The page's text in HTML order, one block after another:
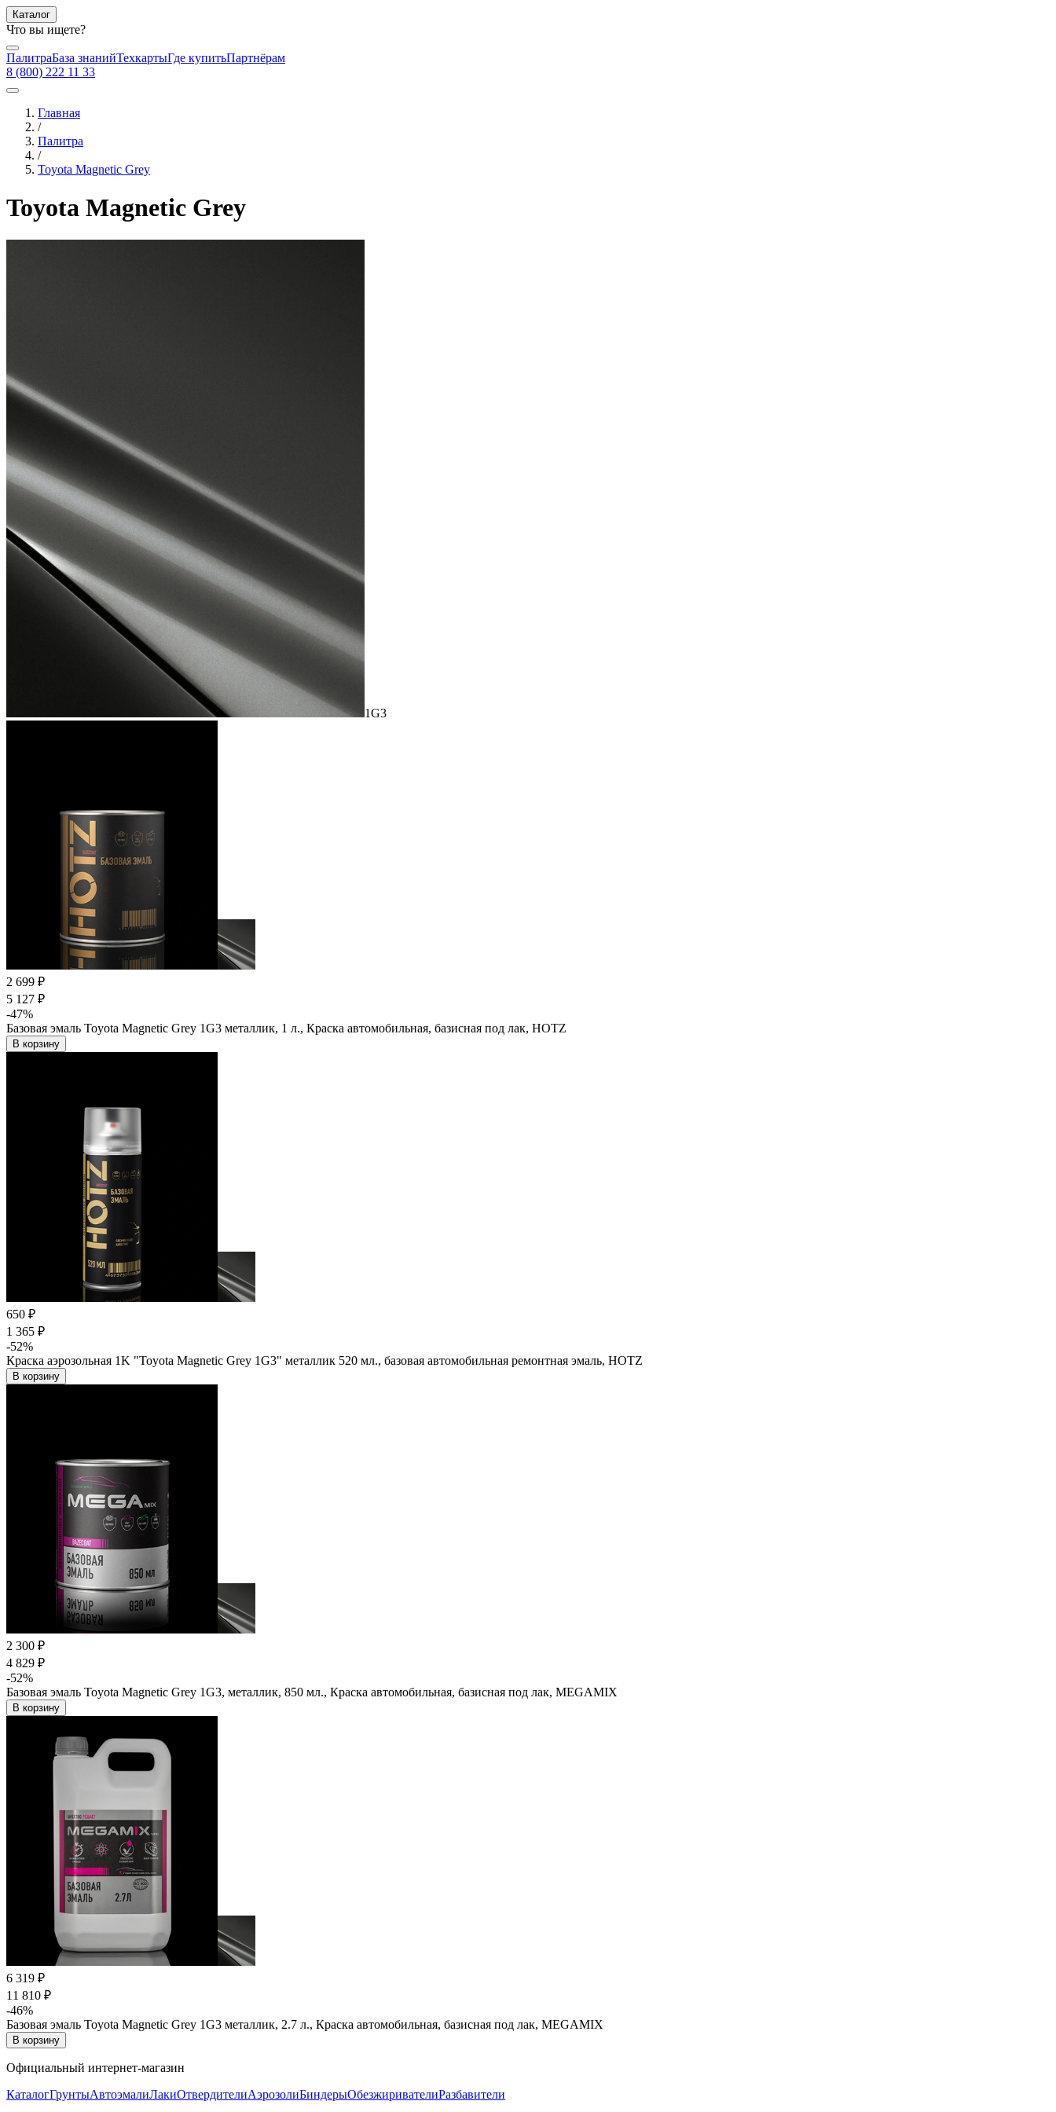
Каталог
Что вы ищете?
ПалитраБаза знанийТехкартыГде купитьПартнёрам
8 (800) 222 11 33
Главная
/
Палитра
/
Toyota Magnetic Grey
Toyota Magnetic Grey
1G3
2 699 ₽
5 127 ₽
-47%
Базовая эмаль Toyota Magnetic Grey 1G3 металлик, 1 л., Краска автомобильная, базисная под лак, HOTZ
В корзину
650 ₽
1 365 ₽
-52%
Краска аэрозольная 1K "Toyota Magnetic Grey 1G3" металлик 520 мл., базовая автомобильная ремонтная эмаль, HOTZ
В корзину
2 300 ₽
4 829 ₽
-52%
Базовая эмаль Toyota Magnetic Grey 1G3, металлик, 850 мл., Краска автомобильная, базисная под лак, MEGAMIX
В корзину
6 319 ₽
11 810 ₽
-46%
Базовая эмаль Toyota Magnetic Grey 1G3 металлик, 2.7 л., Краска автомобильная, базисная под лак, MEGAMIX
В корзину
Официальный интернет-магазин
КаталогГрунтыАвтоэмалиЛакиОтвердителиАэрозолиБиндерыОбезжиривателиРазбавители